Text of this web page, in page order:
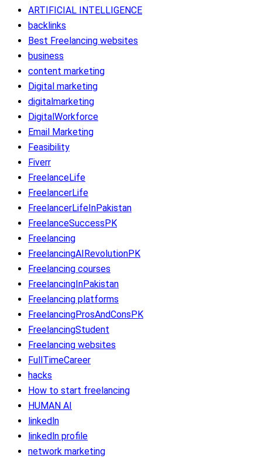
ARTIFICIAL INTELLIGENCE
backlinks
Best Freelancing websites
business
content marketing
Digital marketing
digitalmarketing
DigitalWorkforce
Email Marketing
Feasibility
Fiverr
FreelanceLife
FreelancerLife
FreelancerLifeInPakistan
FreelanceSuccessPK
Freelancing
FreelancingAIRevolutionPK
Freelancing courses
FreelancingInPakistan
Freelancing platforms
FreelancingProsAndConsPK
FreelancingStudent
Freelancing websites
FullTimeCareer
hacks
How to start freelancing
HUMAN AI
linkedln
linkedln profile
network marketing